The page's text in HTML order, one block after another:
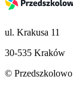
ul. Krakusa 11
30-535 Kraków
© Przedszkolowo